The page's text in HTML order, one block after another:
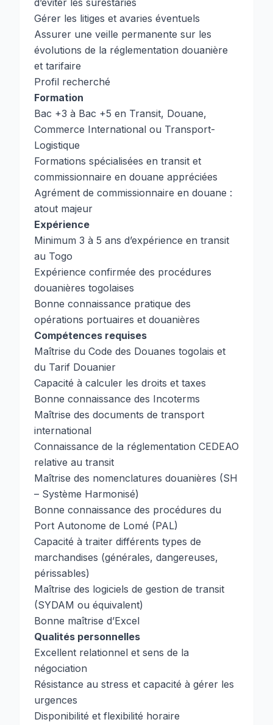
d’éviter les surestaries
Gérer les litiges et avaries éventuels
Assurer une veille permanente sur les
évolutions de la réglementation douanière
et tarifaire
Profil recherché
Formation
Bac +3 à Bac +5 en Transit, Douane,
Commerce International ou Transport-
Logistique
Formations spécialisées en transit et
commissionnaire en douane appréciées
Agrément de commissionnaire en douane :
atout majeur
Expérience
Minimum 3 à 5 ans d’expérience en transit
au Togo
Expérience confirmée des procédures
douanières togolaises
Bonne connaissance pratique des
opérations portuaires et douanières
Compétences requises
Maîtrise du Code des Douanes togolais et
du Tarif Douanier
Capacité à calculer les droits et taxes
Bonne connaissance des Incoterms
Maîtrise des documents de transport
international
Connaissance de la réglementation CEDEAO
relative au transit
Maîtrise des nomenclatures douanières (SH
– Système Harmonisé)
Bonne connaissance des procédures du
Port Autonome de Lomé (PAL)
Capacité à traiter différents types de
marchandises (générales, dangereuses,
périssables)
Maîtrise des logiciels de gestion de transit
(SYDAM ou équivalent)
Bonne maîtrise d’Excel
Qualités personnelles
Excellent relationnel et sens de la
négociation
Résistance au stress et capacité à gérer les
urgences
Disponibilité et flexibilité horaire